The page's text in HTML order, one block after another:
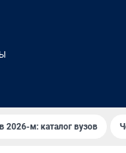
2026-м: каталог вузов